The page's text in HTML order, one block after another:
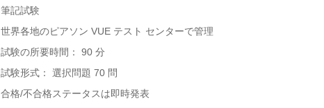
筆記試験
世界各地のピアソン VUE テスト センターで管理
試験の所要時間： 90 分
試験形式： 選択問題 70 問
合格/不合格ステータスは即時発表